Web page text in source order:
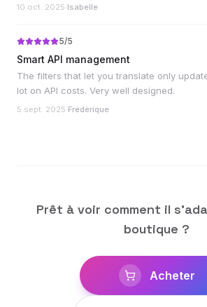
10 oct. 2025·Isabelle
5/5
Smart API management
The filters that let you translate only
lot on API costs. Very well designed.
5 sept. 2025·Frédérique
Prêt à voir comment il
boutique ?
Acheter